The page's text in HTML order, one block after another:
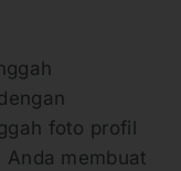
foto profil
membuat